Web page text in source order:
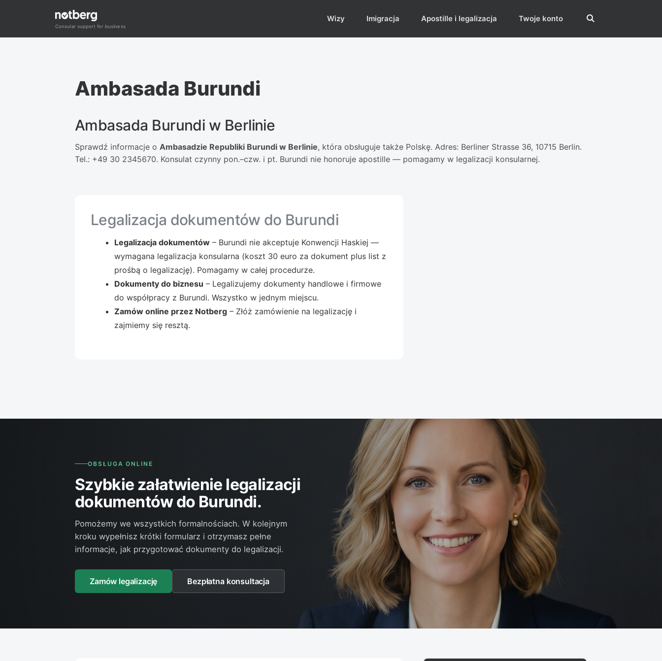
Consular support for business
Wizy Imigracja Apostille i legalizacja Twoje konto
Ambasada Burundi
Ambasada Burundi w Berlinie
Sprawdź informacje o Ambasadzie Republiki Burundi w Berlinie, która obsługuje także Polskę. Adres: Berliner Strasse 36, 10715 Berlin.
Tel.: +49 30 2345670. Konsulat czynny pon.–czw. i pt. Burundi nie honoruje apostille — pomagamy w legalizacji konsularnej.
Legalizacja dokumentów do Burundi
Legalizacja dokumentów – Burundi nie akceptuje Konwencji Haskiej —
wymagana legalizacja konsularna (koszt 30 euro za dokument plus list z
prośbą o legalizację). Pomagamy w całej procedurze.
Dokumenty do biznesu – Legalizujemy dokumenty handlowe i firmowe
do współpracy z Burundi. Wszystko w jednym miejscu.
Zamów online przez Notberg – Złóż zamówienie na legalizację i
zajmiemy się resztą.
OBSŁUGA ONLINE
Szybkie załatwienie legalizacji
dokumentów do Burundi.
Pomożemy we wszystkich formalnościach. W kolejnym
kroku wypełnisz krótki formularz i otrzymasz pełne
informacje, jak przygotować dokumenty do legalizacji.
Zamów legalizację Bezpłatna konsultacja